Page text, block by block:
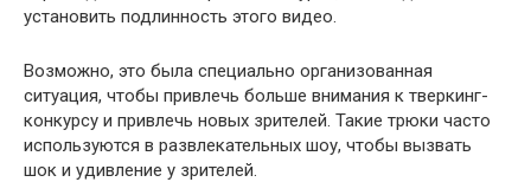
установить подлинность этого видео.
Возможно, это была специально организованная
ситуация, чтобы привлечь больше внимания к тверкинг-
конкурсу и привлечь новых зрителей. Такие трюки часто
используются в развлекательных шоу, чтобы вызвать
шок и удивление у зрителей.